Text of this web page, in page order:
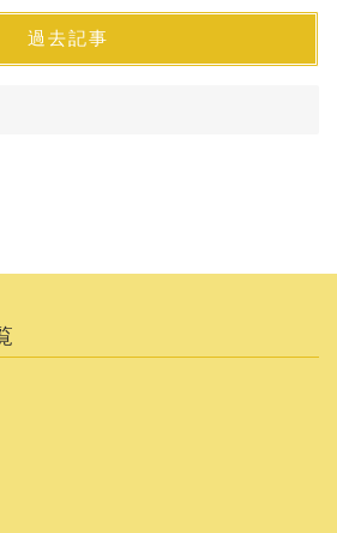
過去記事